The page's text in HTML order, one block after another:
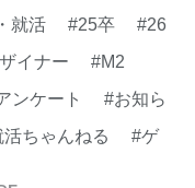
就活 #25卒
#26
イナー
#M2
ンケート
#お知ら
ちゃんねる
#ゲ